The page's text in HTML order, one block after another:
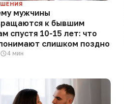
мужчины
к бывшим
спустя 10-15 лет: что
слишком поздно
4 мин